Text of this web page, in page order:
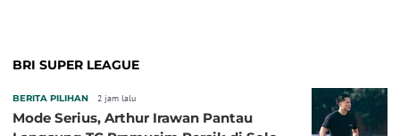
BRI SUPER LEAGUE
BERITA PILIHAN 2 jam lalu
Mode Serius, Arthur Irawan Pantau